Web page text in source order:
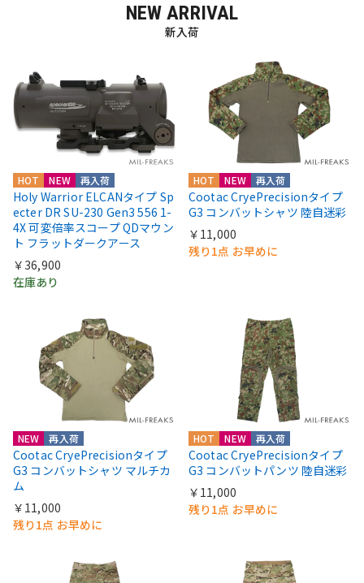
NEW ARRIVAL
新入荷
HOT NEW 再入荷
Holy Warrior ELCANタイプ Sp
ecter DR SU-230 Gen3 556 1-
4X 可変倍率スコープ QDマウン
ト フラットダークアース
￥36,900
在庫あり
HOT NEW 再入荷
Cootac CryePrecisionタイプ
G3 コンバットシャツ 陸自迷彩
￥11,000
残り1点 お早めに
NEW 再入荷
Cootac CryePrecisionタイプ
G3 コンバットシャツ マルチカ
ム
￥11,000
残り1点 お早めに
HOT NEW 再入荷
Cootac CryePrecisionタイプ
G3 コンバットパンツ 陸自迷彩
￥11,000
残り1点 お早めに